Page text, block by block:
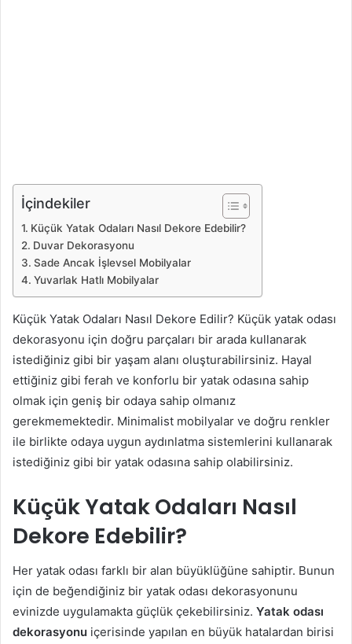
İçindekiler
Küçük Yatak Odaları Nasıl Dekore Edebilir?
Duvar Dekorasyonu
Sade Ancak İşlevsel Mobilyalar
Yuvarlak Hatlı Mobilyalar
Küçük Yatak Odaları Nasıl Dekore Edilir? Küçük yatak odası
dekorasyonu için doğru parçaları bir arada kullanarak
istediğiniz gibi bir yaşam alanı oluşturabilirsiniz. Hayal
ettiğiniz gibi ferah ve konforlu bir yatak odasına sahip
olmak için geniş bir odaya sahip olmanız
gerekmemektedir. Minimalist mobilyalar ve doğru renkler
ile birlikte odaya uygun aydınlatma sistemlerini kullanarak
istediğiniz gibi bir yatak odasına sahip olabilirsiniz.
Küçük Yatak Odaları Nasıl
Dekore Edebilir?
Her yatak odası farklı bir alan büyüklüğüne sahiptir. Bunun
için de beğendiğiniz bir yatak odası dekorasyonunu
evinizde uygulamakta güçlük çekebilirsiniz. Yatak odası
dekorasyonu içerisinde yapılan en büyük hatalardan birisi